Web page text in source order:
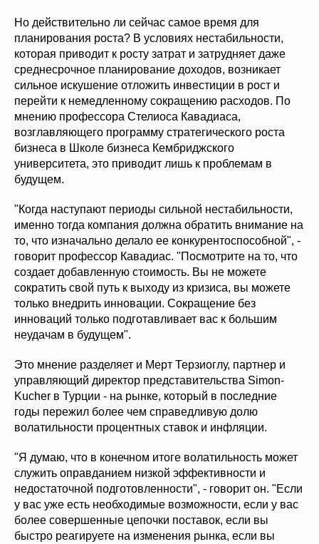
Но действительно ли сейчас самое время для
планирования роста? В условиях нестабильности,
которая приводит к росту затрат и затрудняет даже
среднесрочное планирование доходов, возникает
сильное искушение отложить инвестиции в рост и
перейти к немедленному сокращению расходов. По
мнению профессора Стелиоса Кавадиаса,
возглавляющего программу стратегического роста
бизнеса в Школе бизнеса Кембриджского
университета, это приводит лишь к проблемам в
будущем.
"Когда наступают периоды сильной нестабильности,
именно тогда компания должна обратить внимание на
то, что изначально делало ее конкурентоспособной", -
говорит профессор Кавадиас. "Посмотрите на то, что
создает добавленную стоимость. Вы не можете
сократить свой путь к выходу из кризиса, вы можете
только внедрить инновации. Сокращение без
инноваций только подготавливает вас к большим
неудачам в будущем".
Это мнение разделяет и Мерт Терзиоглу, партнер и
управляющий директор представительства Simon-
Kucher в Турции - на рынке, который в последние
годы пережил более чем справедливую долю
волатильности процентных ставок и инфляции.
"Я думаю, что в конечном итоге волатильность может
служить оправданием низкой эффективности и
недостаточной подготовленности", - говорит он. "Если
у вас уже есть необходимые возможности, если у вас
более совершенные цепочки поставок, если вы
быстро реагируете на изменения рынка, если вы